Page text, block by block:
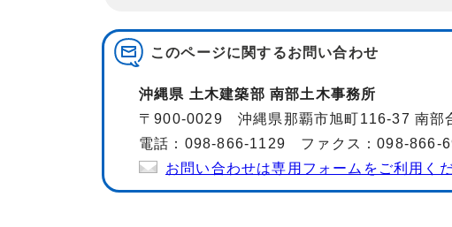
このページに関するお問い合わせ
沖縄県 土木建築部 南部土木事務所
〒900-0029 沖縄県那覇市旭町116-37 南部
電話：098-866-1129 ファクス：098-866-
お問い合わせは専用フォームをご利用くだ